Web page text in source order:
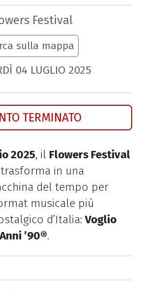
Festival
sulla mappa
04 LUGLIO 2025
TERMINATO
2025, il Flowers Festival
in una
del tempo per
musicale più
d’Italia:Voglio
’90®.